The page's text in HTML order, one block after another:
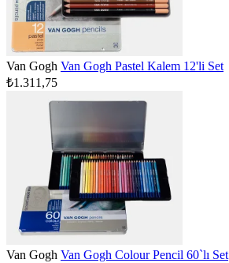
Van Gogh Van Gogh Pastel Kalem 12'li Set
₺1.311,75
Van Gogh Van Gogh Colour Pencil 60`lı Set